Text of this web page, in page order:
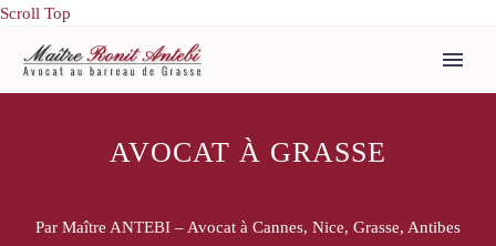
Scroll Top
AVOCAT À GRASSE
Par Maître ANTEBI – Avocat à Cannes, Nice, Grasse, Antibes